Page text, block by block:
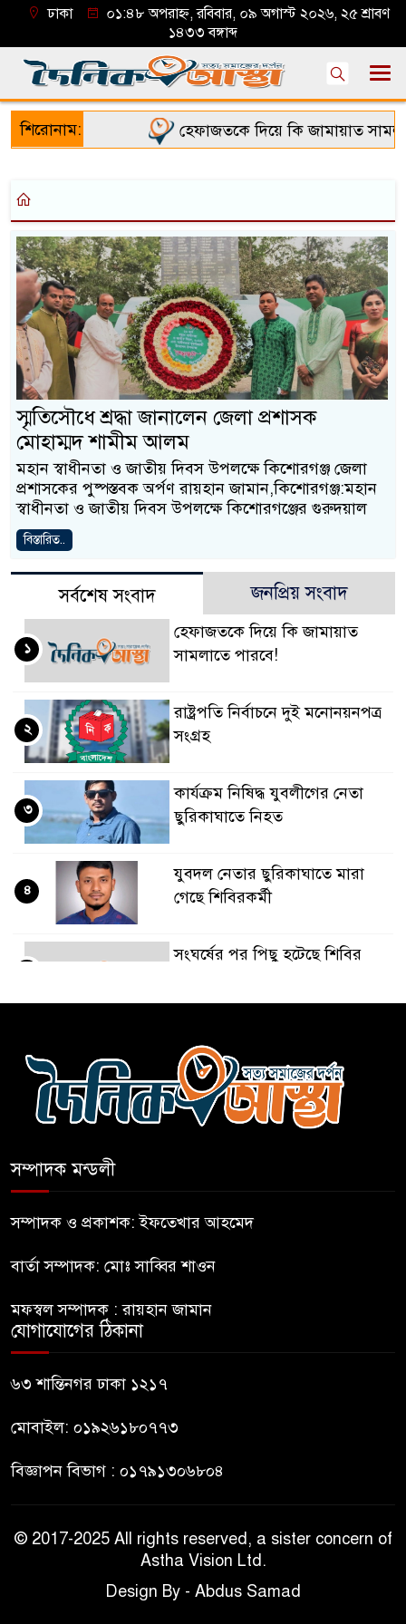
ঢাকা
০১:৪৮ অপরাহ্ন, রবিবার, ০৯ অগাস্ট ২০২৬, ২৫ শ্রাবণ
১৪৩৩ বঙ্গাব্দ
শিরোনাম: হেফাজতকে দিয়ে কি জামায়াত
স্মৃতিসৌধে শ্রদ্ধা জানালেন জেলা প্রশাসক
মোহাম্মদ শামীম আলম
মহান স্বাধীনতা ও জাতীয় দিবস উপলক্ষে কিশোরগঞ্জ জেলা
প্রশাসকের পুষ্পস্তবক অর্পণ রায়হান জামান,কিশোরগঞ্জ:মহান
স্বাধীনতা ও জাতীয় দিবস উপলক্ষে কিশোরগঞ্জের গুরুদয়াল
বিস্তারিত..
সর্বশেষ সংবাদ জনপ্রিয় সংবাদ
হেফাজতকে দিয়ে কি জামায়াত
সামলাতে পারবে!
১
রাষ্ট্রপতি নির্বাচনে দুই মনোনয়নপত্র
সংগ্রহ
২
কার্যক্রম নিষিদ্ধ যুবলীগের নেতা
ছুরিকাঘাতে নিহত
৩
যুবদল নেতার ছুরিকাঘাতে মারা
গেছে শিবিরকর্মী
৪
সংঘর্ষের পর পিছু হটেছে শিবির
অবস্থানে আছে ছাত্রদল
৬
হযরত শাহজালাল বিমানবন্দরে
কিশোর
ভারত থেকে আসছে ২ দশমিক ৩
মেট্রিক টন টিয়ার শেল
সম্পাদক মন্ডলী
সম্পাদক ও প্রকাশক: ইফতেখার আহমেদ
বার্তা সম্পাদক: মোঃ সাব্বির শাওন
মফস্বল সম্পাদক : রায়হান জামান
যোগাযোগের ঠিকানা
৬৩ শান্তিনগর ঢাকা ১২১৭
মোবাইল: ০১৯২৬১৮০৭৭৩
বিজ্ঞাপন বিভাগ : ০১৭৯১৩০৬৮০৪
© 2017-2025 All rights reserved, a sister concern of
Astha Vision Ltd.
Design By - Abdus Samad